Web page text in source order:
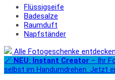
Flüssigseife
Badesalze
Raumduft
Napfständer
Alle Fotogeschenke entdecken
🪄 NEU: Instant Creator – Ihr
selbst im Handumdrehen. Jetzt